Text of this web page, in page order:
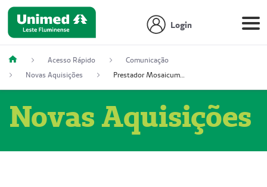
Login
Acesso Rápido
Comunicação
Novas Aquisições
Prestador Mosaicum Espaço Clínico Ltda (51004352-0)
Novas Aquisições